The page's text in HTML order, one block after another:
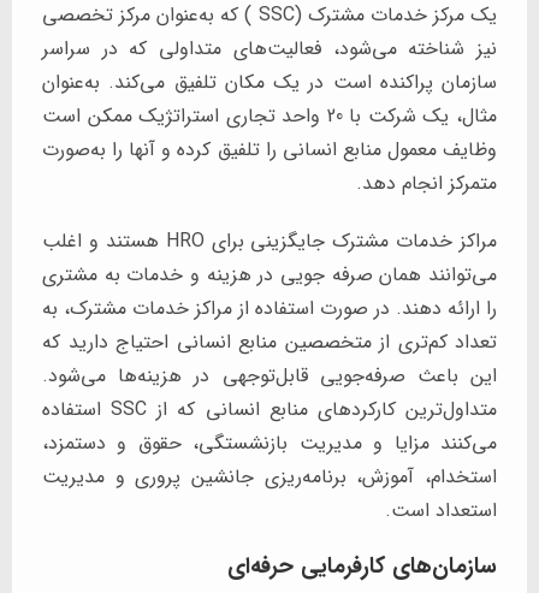
یک مرکز خدمات مشترک (SSC ) که به‌عنوان مرکز تخصصی
نیز شناخته می‌شود، فعالیت‌های متداولی که در سراسر
سازمان پراکنده است در یک مکان تلفیق می‌کند. به‌عنوان
مثال، یک شرکت با 20 واحد تجاری استراتژیک ممکن است
وظایف معمول منابع انسانی را تلفیق کرده و آنها را به‌صورت
متمرکز انجام دهد.
مراکز خدمات مشترک جایگزینی برای HRO هستند و اغلب
می‌توانند همان صرفه جویی در هزینه و خدمات به مشتری
را ارائه دهند. در صورت استفاده از مراکز خدمات مشترک، به
تعداد کم‌تری از متخصصین منابع انسانی احتیاج دارید که
این باعث صرفه‌جویی قابل‌توجهی در هزینه‌ها می‌شود.
متداول‌ترین کارکردهای منابع انسانی که از SSC استفاده
می‌کنند مزایا و مدیریت بازنشستگی، حقوق و دستمزد،
استخدام، آموزش، برنامه‌ریزی جانشین ‌پروری و مدیریت
استعداد است.
سازمان‌های کارفرمایی حرفه‌ای